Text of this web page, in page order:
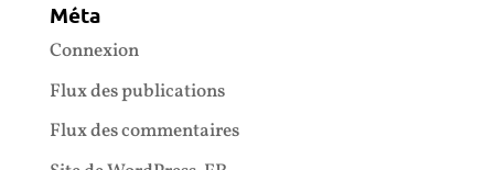
Méta
Connexion
Flux des publications
Flux des commentaires